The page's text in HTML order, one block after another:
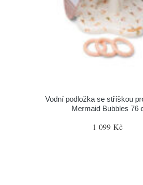
Vodní podložka se stříškou
Mermaid Bubbles 76
1 099 Kč